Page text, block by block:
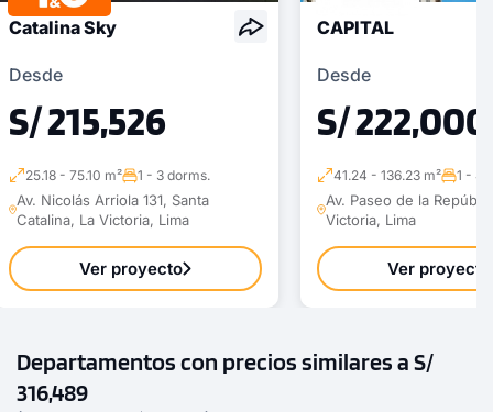
Catalina Sky
Desde
S/ 215,526
25.18 - 75.10 m² 1 - 3 dorms.
Av. Nicolás Arriola 131, Santa
Catalina, La Victoria, Lima
Ver proyecto
CAPITAL
Desde
S/ 222,000
41.24 - 136.23 m² 1 - 4
Av. Paseo de la
Victoria, Lima
Ver proyecto
Departamentos con precios similares a S/
316,489